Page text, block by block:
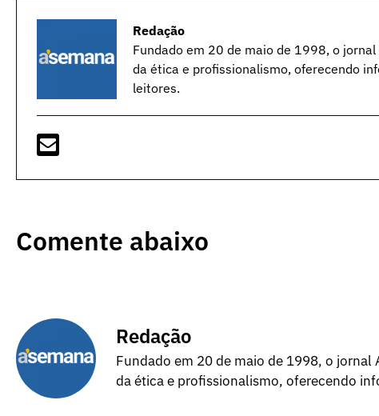
Redação
Fundado em 20 de maio de 1998, o
da ética e profissionalismo, oferecendo
leitores.
Comente abaixo
Redação
Fundado em 20 de maio de 1998, o
da ética e profissionalismo, oferecendo